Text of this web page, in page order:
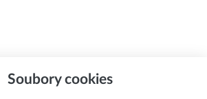
Soubory cookies